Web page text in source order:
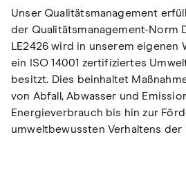
Unser Qualitätsmanagement
der Qualitätsmanagement-Norm
LE2426 wird in unserem eigenen
ein ISO 14001 zertifiziertes
besitzt. Dies beinhaltet
von Abfall, Abwasser und
Energieverbrauch bis hin zur
umweltbewussten Verhaltens der